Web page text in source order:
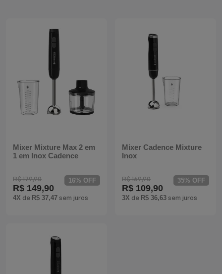
Mixer Mixture Max 2 em
1 em Inox Cadence
R$ 179,90
R$ 149,90
4X de R$ 37,47 sem juros
16% OFF
Mixer Cadence Mixture
Inox
R$ 169,90
R$ 109,90
3X de R$ 36,63 sem juros
35% OFF
Máquina de Waffle
Cooktops
Batedeiras